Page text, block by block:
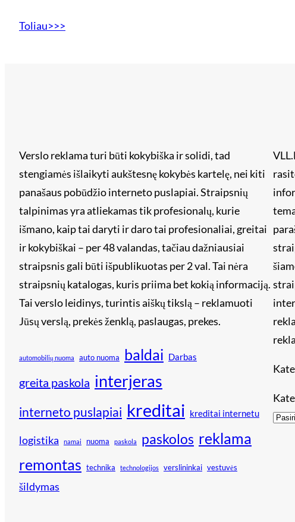
Toliau>>>
Verslo reklama turi būti kokybiška ir solidi, tad
stengiamės išlaikyti aukštesnę kokybės kartelę, nei kiti
panašaus pobūdžio interneto puslapiai. Straipsnių
talpinimas yra atliekamas tik profesionalų, kurie
išmano, kaip tai daryti ir daro tai profesionaliai, greitai
ir kokybiškai – per 48 valandas, tačiau dažniausiai
straipsnis gali būti išpublikuotas per 2 val. Tai nėra
straipsnių katalogas, kuris priima bet kokią informaciją.
Tai verslo leidinys, turintis aiškų tikslą – reklamuoti
Jūsų verslą, prekės ženklą, paslaugas, prekes.
automobilių nuoma auto nuoma baldai Darbas
greita paskola interjeras
interneto puslapiai kreditai kreditai internetu
logistika namai nuoma paskola paskolos reklama
remontas technika technologijos verslininkai vestuvės
šildymas